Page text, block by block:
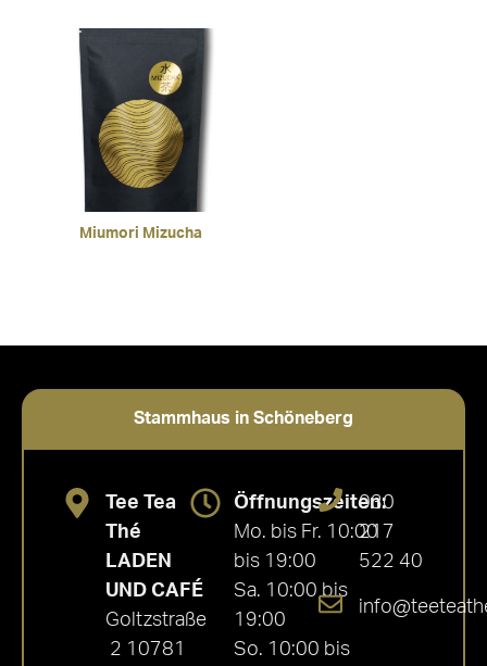
Miumori Mizucha
Stammhaus in Schöneberg
Tee Tea
Thé
LADEN
UND CAFÉ
Goltzstraße
2 10781
Öffnungszeiten:
Mo. bis Fr. 10:00
bis 19:00
Sa. 10:00 bis
19:00
So. 10:00 bis
030
217
522 40